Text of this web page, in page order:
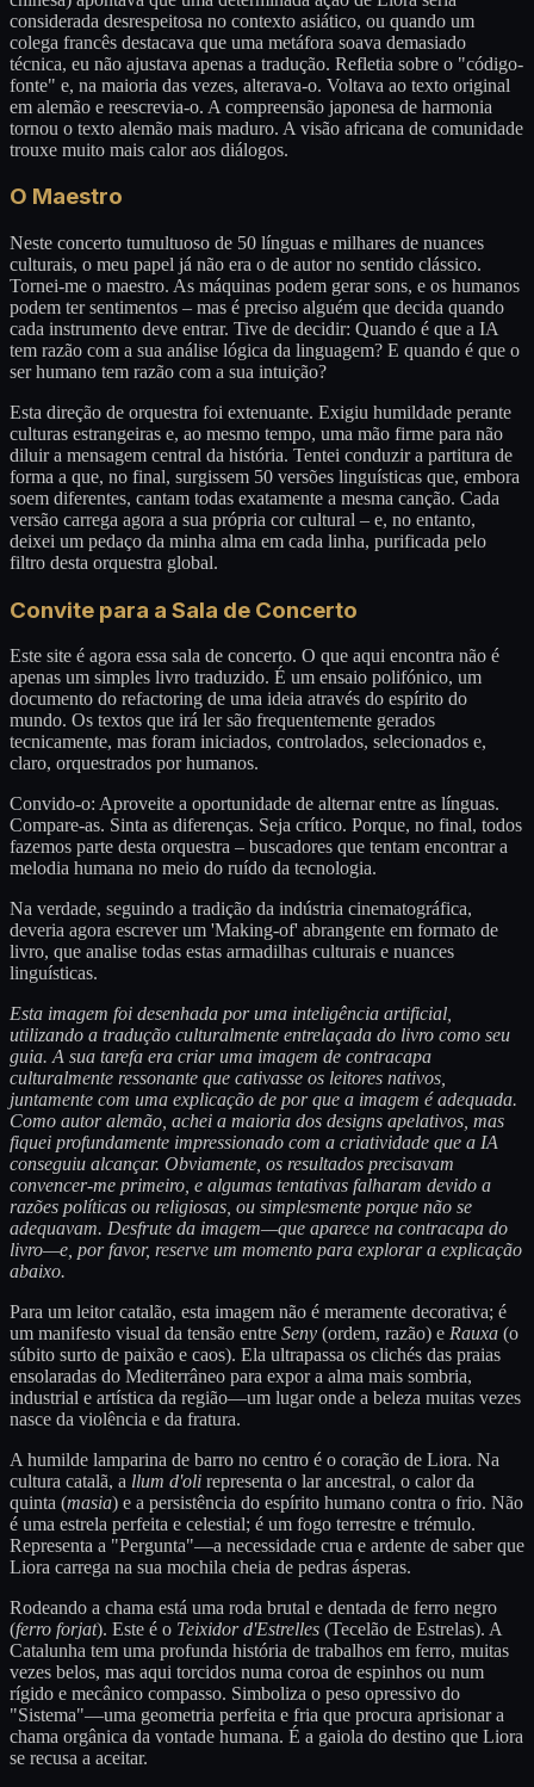
considerada desrespeitosa no contexto asiático, ou quando um
colega francês destacava que uma metáfora soava demasiado
técnica, eu não ajustava apenas a tradução. Refletia sobre o "código-
fonte" e, na maioria das vezes, alterava-o. Voltava ao texto original
em alemão e reescrevia-o. A compreensão japonesa de harmonia
tornou o texto alemão mais maduro. A visão africana de comunidade
trouxe muito mais calor aos diálogos.
O Maestro
Neste concerto tumultuoso de 50 línguas e milhares de nuances
culturais, o meu papel já não era o de autor no sentido clássico.
Tornei-me o maestro. As máquinas podem gerar sons, e os humanos
podem ter sentimentos – mas é preciso alguém que decida quando
cada instrumento deve entrar. Tive de decidir: Quando é que a IA
tem razão com a sua análise lógica da linguagem? E quando é que o
ser humano tem razão com a sua intuição?
Esta direção de orquestra foi extenuante. Exigiu humildade perante
culturas estrangeiras e, ao mesmo tempo, uma mão firme para não
diluir a mensagem central da história. Tentei conduzir a partitura de
forma a que, no final, surgissem 50 versões linguísticas que, embora
soem diferentes, cantam todas exatamente a mesma canção. Cada
versão carrega agora a sua própria cor cultural – e, no entanto,
deixei um pedaço da minha alma em cada linha, purificada pelo
filtro desta orquestra global.
Convite para a Sala de Concerto
Este site é agora essa sala de concerto. O que aqui encontra não é
apenas um simples livro traduzido. É um ensaio polifónico, um
documento do refactoring de uma ideia através do espírito do
mundo. Os textos que irá ler são frequentemente gerados
tecnicamente, mas foram iniciados, controlados, selecionados e,
claro, orquestrados por humanos.
Convido-o: Aproveite a oportunidade de alternar entre as línguas.
Compare-as. Sinta as diferenças. Seja crítico. Porque, no final, todos
fazemos parte desta orquestra – buscadores que tentam encontrar a
melodia humana no meio do ruído da tecnologia.
Na verdade, seguindo a tradição da indústria cinematográfica,
deveria agora escrever um 'Making-of' abrangente em formato de
livro, que analise todas estas armadilhas culturais e nuances
linguísticas.
Esta imagem foi desenhada por uma inteligência artificial,
utilizando a tradução culturalmente entrelaçada do livro como seu
guia. A sua tarefa era criar uma imagem de contracapa
culturalmente ressonante que cativasse os leitores nativos,
juntamente com uma explicação de por que a imagem é adequada.
Como autor alemão, achei a maioria dos designs apelativos, mas
fiquei profundamente impressionado com a criatividade que a IA
conseguiu alcançar. Obviamente, os resultados precisavam
convencer-me primeiro, e algumas tentativas falharam devido a
razões políticas ou religiosas, ou simplesmente porque não se
adequavam. Desfrute da imagem—que aparece na contracapa do
livro—e, por favor, reserve um momento para explorar a explicação
abaixo.
Para um leitor catalão, esta imagem não é meramente decorativa; é
um manifesto visual da tensão entre Seny (ordem, razão) e Rauxa (o
súbito surto de paixão e caos). Ela ultrapassa os clichés das praias
ensolaradas do Mediterrâneo para expor a alma mais sombria,
industrial e artística da região—um lugar onde a beleza muitas vezes
nasce da violência e da fratura.
A humilde lamparina de barro no centro é o coração de Liora. Na
cultura catalã, a llum d'oli representa o lar ancestral, o calor da
quinta (masia) e a persistência do espírito humano contra o frio. Não
é uma estrela perfeita e celestial; é um fogo terrestre e trémulo.
Representa a "Pergunta"—a necessidade crua e ardente de saber que
Liora carrega na sua mochila cheia de pedras ásperas.
Rodeando a chama está uma roda brutal e dentada de ferro negro
(ferro forjat). Este é o Teixidor d'Estrelles (Tecelão de Estrelas). A
Catalunha tem uma profunda história de trabalhos em ferro, muitas
vezes belos, mas aqui torcidos numa coroa de espinhos ou num
rígido e mecânico compasso. Simboliza o peso opressivo do
"Sistema"—uma geometria perfeita e fria que procura aprisionar a
chama orgânica da vontade humana. É a gaiola do destino que Liora
se recusa a aceitar.